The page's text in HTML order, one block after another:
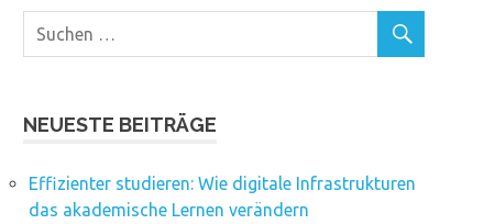
NEUESTE BEITRÄGE
Effizienter studieren: Wie digitale Infrastrukturen
das akademische Lernen verändern